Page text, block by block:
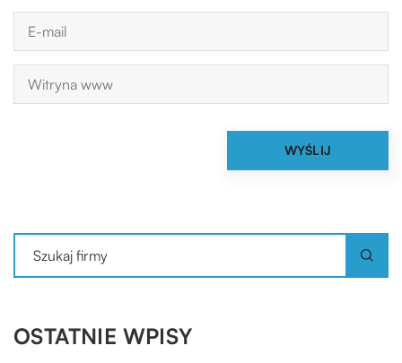
OSTATNIE WPISY